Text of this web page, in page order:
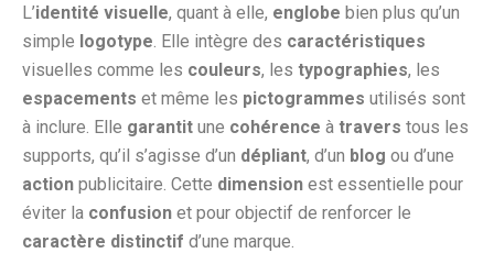
L’identité visuelle, quant à elle, englobe bien plus qu’un
simple logotype . Elle intègre des caractéristiques
visuelles comme les couleurs, les typographies, les
espacements et même les pictogrammes utilisés sont
à inclure. Elle garantit une cohérence à travers tous les
supports, qu’il s’agisse d’un dépliant, d’un blog ou d’une
action publicitaire. Cette dimension est essentielle pour
éviter la confusion et pour objectif de renforcer le
caractère distinctif d’une marque.